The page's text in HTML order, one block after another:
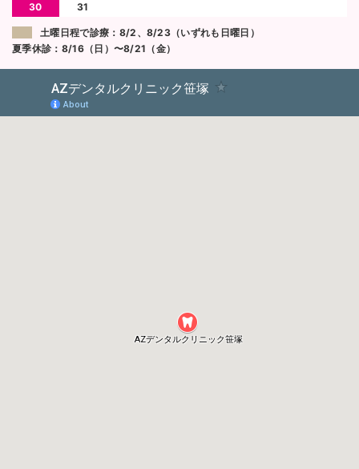
30
31
土曜日程で診療：8/2、8/23（いずれも日曜日）
夏季休診：8/16（日）〜8/21（金）